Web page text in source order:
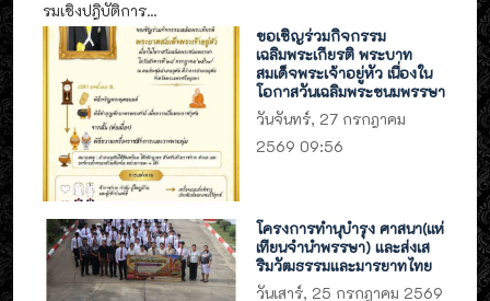
รมเชิงปฎิบัติการ...
ขอเชิญร่วมกิจกรรม
เฉลิมพระเกียรติ พระบาท
สมเด็จพระเจ้าอยู่หัว เนื่องใน
โอกาสวันเฉลิมพระชนมพรรษา
วันจันทร์, 27 กรกฎาคม
2569 09:56
โครงการทำนุบำรุง ศาสนา(แห่
เทียนจำนำพรรษา) และส่งเส
ริมวัฒธรรมและมารยาทไทย
วันเสาร์, 25 กรกฎาคม 2569